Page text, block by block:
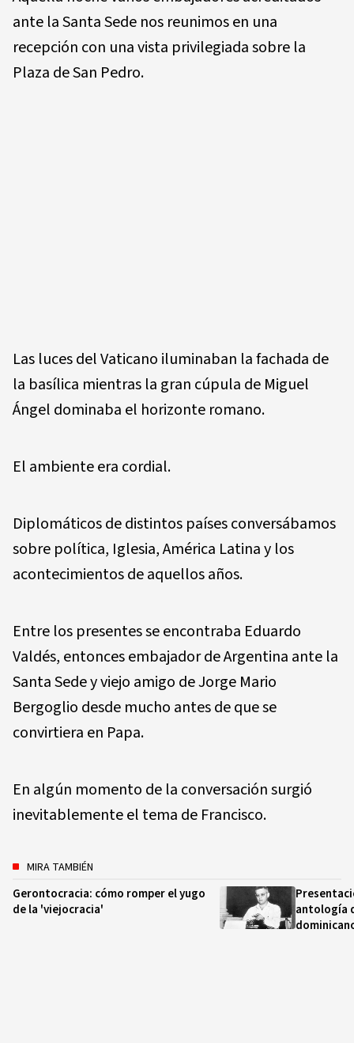
ante la Santa Sede nos reunimos en una
recepción con una vista privilegiada sobre la
Plaza de San Pedro.
Las luces del Vaticano iluminaban la fachada de
la basílica mientras la gran cúpula de Miguel
Ángel dominaba el horizonte romano.
El ambiente era cordial.
Diplomáticos de distintos países conversábamos
sobre política, Iglesia, América Latina y los
acontecimientos de aquellos años.
Entre los presentes se encontraba Eduardo
Valdés, entonces embajador de Argentina ante la
Santa Sede y viejo amigo de Jorge Mario
Bergoglio desde mucho antes de que se
convirtiera en Papa.
En algún momento de la conversación surgió
inevitablemente el tema de Francisco.
MIRA TAMBIÉN
Gerontocracia: cómo romper el yugo
de la 'viejocracia'
antología